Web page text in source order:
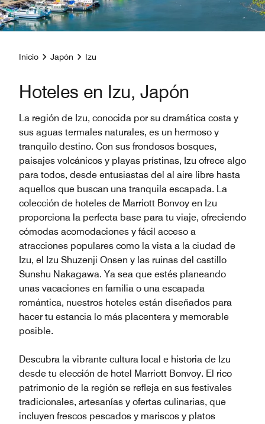
Inicio Japón Izu
Hoteles en Izu, Japón
La región de Izu, conocida por su dramática costa y
sus aguas termales naturales, es un hermoso y
tranquilo destino. Con sus frondosos bosques,
paisajes volcánicos y playas prístinas, Izu ofrece algo
para todos, desde entusiastas del al aire libre hasta
aquellos que buscan una tranquila escapada. La
colección de hoteles de Marriott Bonvoy en Izu
proporciona la perfecta base para tu viaje, ofreciendo
cómodas acomodaciones y fácil acceso a
atracciones populares como la vista a la ciudad de
Izu, el Izu Shuzenji Onsen y las ruinas del castillo
Sunshu Nakagawa. Ya sea que estés planeando
unas vacaciones en familia o una escapada
romántica, nuestros hoteles están diseñados para
hacer tu estancia lo más placentera y memorable
posible.
Descubra la vibrante cultura local e historia de Izu
desde tu elección de hotel Marriott Bonvoy. El rico
patrimonio de la región se refleja en sus festivales
tradicionales, artesanías y ofertas culinarias, que
incluyen frescos pescados y mariscos y platos